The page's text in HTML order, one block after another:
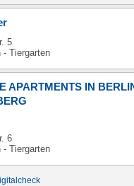
5
- Tiergarten
APARTMENTS IN
6
- Tiergarten